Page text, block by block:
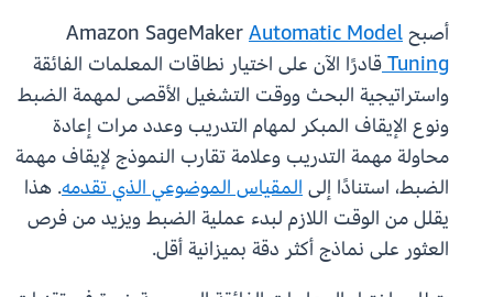
أصبح Amazon SageMakerAutomatic Model
Tuningقادرًا الآن على اختيار نطاقات المعلمات الفائقة
واستراتيجية البحث ووقت التشغيل الأقصى لمهمة الضبط
ونوع الإيقاف المبكر لمهام التدريب وعدد مرات إعادة
محاولة مهمة التدريب وعلامة تقارب النموذج لإيقاف مهمة
الضبط، استنادًا إلىالمقياس الموضوعي الذي تقدمه. هذا
يقلل من الوقت اللازم لبدء عملية الضبط ويزيد من فرص
العثور على نماذج أكثر دقة بميزانية أقل.